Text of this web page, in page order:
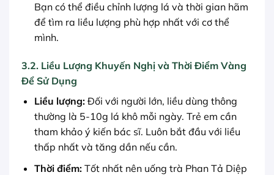
Bạn có thể điều chỉnh lượng lá và thời gian hãm
để tìm ra liều lượng phù hợp nhất với cơ thể
mình.
3.2. Liều Lượng Khuyến Nghị và Thời Điểm Vàng
Để Sử Dụng
Liều lượng:Đối với người lớn, liều dùng thông
thường là 5-10g lá khô mỗi ngày. Trẻ em cần
tham khảo ý kiến bác sĩ. Luôn bắt đầu với liều
thấp nhất và tăng dần nếu cần.
Thời điểm:Tốt nhất nên uống trà Phan Tả Diệp